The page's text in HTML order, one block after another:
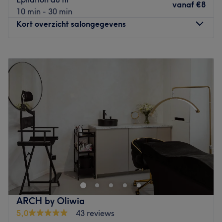
kun je hier ook terecht voor het bleken van je tanden,
verschillende ontharingsbehandelingen. Handig om te
weten: dit salon is makkelijk bereikbaar met openbaar
10 min - 30 min
vanaf €8
Kort overzicht salongegevens
Dinsdag
Woensdag
Donderdag
–20:00
Vrijdag
08:00–20:00
Zaterdag
08:00
Gesloten
Aan de Paardenmarkt in Antwerpen bevindt zich Tropical
Joy, een stijlvolle familiale zaak van de familie Belo waar
kwaliteit, comfort en persoonlijke aandacht samenkomen.
Tropical Joy is een exclusief 3-in-1 concept dat kapper,
schoonheidsbehandelingen & massages en een snackbar
combineert onder één dak.
ARCH by Oliwia
5,0
43 reviews